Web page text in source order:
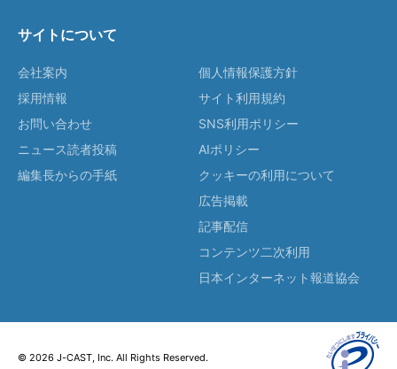
サイトについて
会社案内
採用情報
お問い合わせ
ニュース読者投稿
編集長からの手紙
個人情報保護方針
サイト利用規約
SNS利用ポリシー
AIポリシー
クッキーの利用について
広告掲載
記事配信
コンテンツ二次利用
日本インターネット報道協会
© 2026 J-CAST, Inc. All Rights Reserved.